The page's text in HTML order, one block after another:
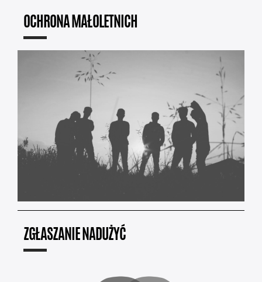
OCHRONA MAŁOLETNICH
ZGŁASZANIE NADUŻYĆ